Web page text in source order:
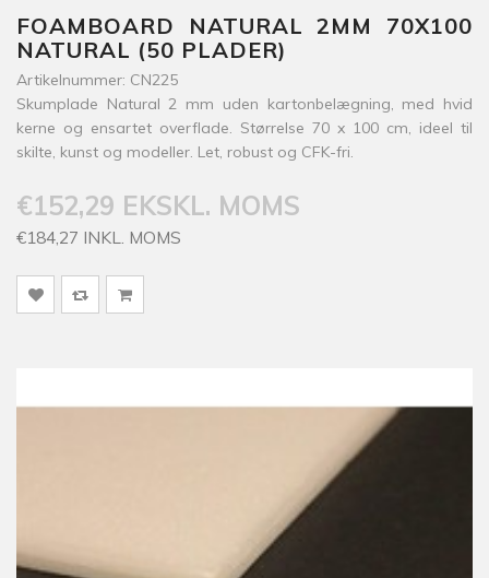
FOAMBOARD NATURAL 2MM 70X100
NATURAL (50 PLADER)
Artikelnummer: CN225
Skumplade Natural 2 mm uden kartonbelægning, med hvid
kerne og ensartet overflade. Størrelse 70 x 100 cm, ideel til
skilte, kunst og modeller. Let, robust og CFK-fri.
€152,29 EKSKL. MOMS
€184,27 INKL. MOMS